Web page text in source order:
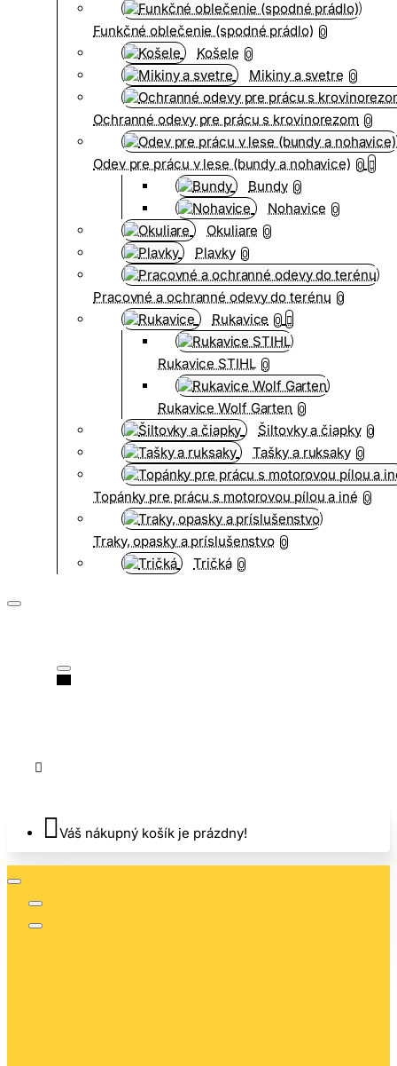
Funkčné oblečenie (spodné prádlo) 0
Košele 0
Mikiny a svetre 0
Ochranné odevy pre prácu s krovinorezom 0
Odev pre prácu v lese (bundy a nohavice) 0
Bundy 0
Nohavice 0
Okuliare 0
Plavky 0
Pracovné a ochranné odevy do terénu 0
Rukavice 0
Rukavice STIHL 0
Rukavice Wolf Garten 0
Šiltovky a čiapky 0
Tašky a ruksaky 0
Topánky pre prácu s motorovou pílou a iné 0
Traky, opasky a príslušenstvo 0
Tričká 0
Váš nákupný košík je prázdny!